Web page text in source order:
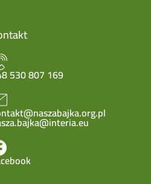
530 807 169